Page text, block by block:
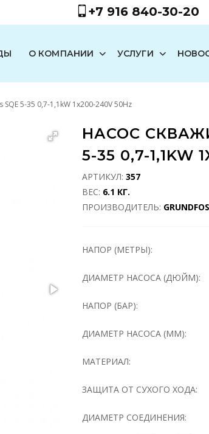
+7 916 840-30-20
О КОМПАНИИ УСЛУГИ
5-35 0,7-1,1kW 1x200-240V 50Hz
НАСОС
5-35 0,7-1,1KW
АРТИКУЛ: 357
ВЕС: 6.1 КГ.
ПРОИЗВОДИТЕЛЬ: GRUNDFOS
НАПОР (МЕТРЫ):
ДИАМЕТР НАСОСА (ДЮЙМ):
НАПОР (БАР):
ДИАМЕТР НАСОСА (ММ):
МАТЕРИАЛ:
ЗАЩИТА ОТ СУХОГО ХОДА:
ДИАМЕТР СОЕДИНЕНИЯ: